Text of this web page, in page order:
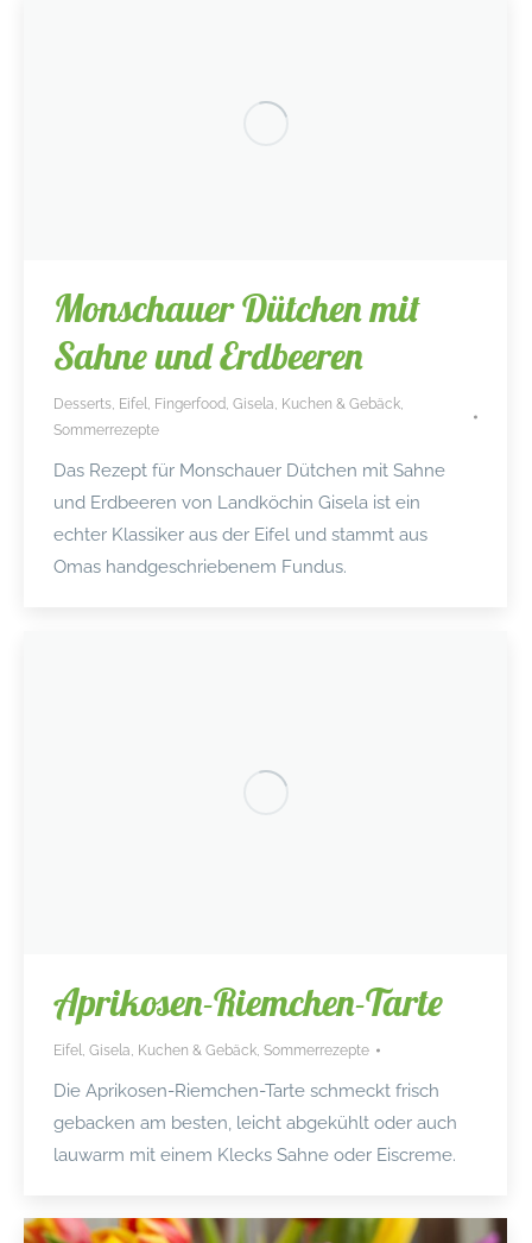
Monschauer Dütchen mit
Sahne und Erdbeeren
Desserts, Eifel, Fingerfood, Gisela, Kuchen & Gebäck,
Sommerrezepte
Das Rezept für Monschauer Dütchen mit Sahne
und Erdbeeren von Landköchin Gisela ist ein
echter Klassiker aus der Eifel und stammt aus
Omas handgeschriebenem Fundus.
Aprikosen-Riemchen-Tarte
Eifel Gisela Kuchen & Gebäck Sommerrezepte
Die Aprikosen-Riemchen-Tarte schmeckt frisch
gebacken am besten, leicht abgekühlt oder auch
lauwarm mit einem Klecks Sahne oder Eiscreme.